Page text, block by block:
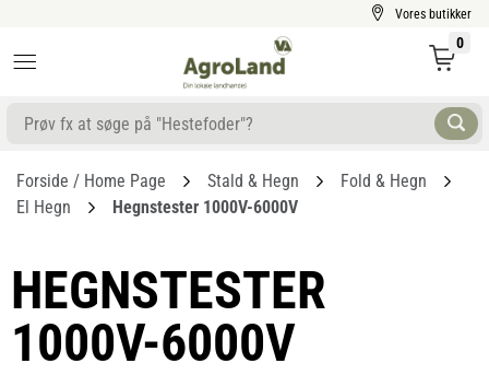
Vores butikker
0
Forside / Home Page Stald & Hegn
Fold & Hegn
El Hegn
Hegnstester 1000V-6000V
HEGNSTESTER
1000V-6000V